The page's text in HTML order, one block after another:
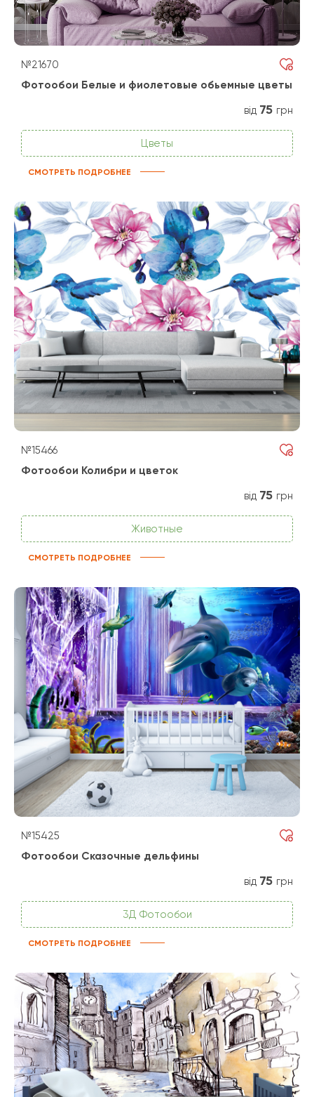
№21670
Фотообои Белые и фиолетовые обьемные цветы
від 75 грн
Цветы
СМОТРЕТЬ ПОДРОБНЕЕ
№15466
Фотообои Колибри и цветок
від 75 грн
Животные
СМОТРЕТЬ ПОДРОБНЕЕ
№15425
Фотообои Сказочные дельфины
від 75 грн
3Д Фотообои
СМОТРЕТЬ ПОДРОБНЕЕ